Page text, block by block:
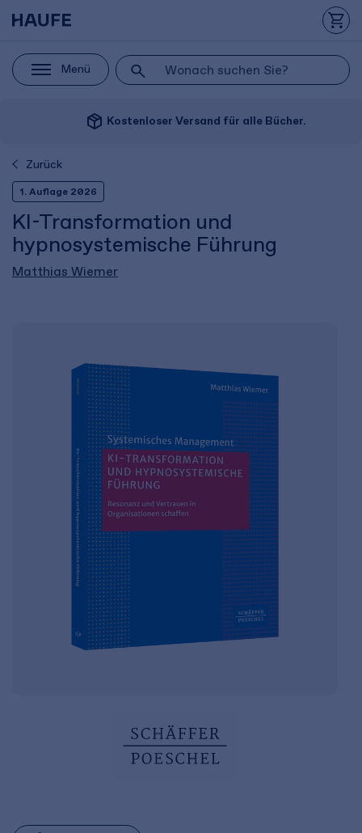
Menü
package_2 Kostenloser Versand für alle Bücher.
Zurück
1. Auflage 2026
KI-Transformation und
hypnosystemische Führung
Matthias Wiemer